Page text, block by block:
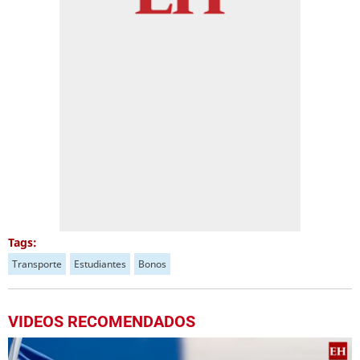
Tags:
Transporte Estudiantes Bonos
VIDEOS RECOMENDADOS